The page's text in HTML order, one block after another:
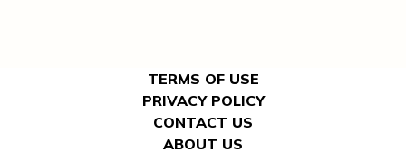
TERMS OF USE
PRIVACY POLICY
CONTACT US
ABOUT US